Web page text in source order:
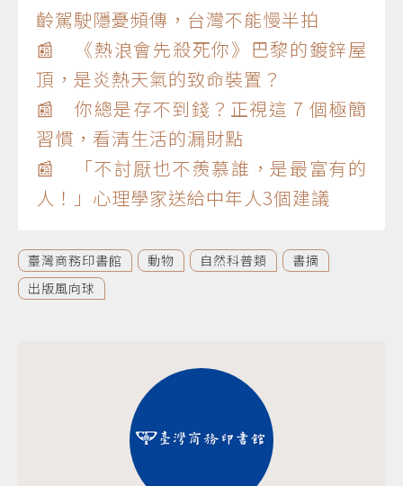
齡駕駛隱憂頻傳，台灣不能慢半拍
📰 《熱浪會先殺死你》巴黎的鍍鋅屋
頂，是炎熱天氣的致命裝置？
📰 你總是存不到錢？正視這 7 個極簡
習慣，看清生活的漏財點
📰 「不討厭也不羨慕誰，是最富有的
人！」心理學家送給中年人3個建議
臺灣商務印書館 動物 自然科普類
書摘
出版風向球